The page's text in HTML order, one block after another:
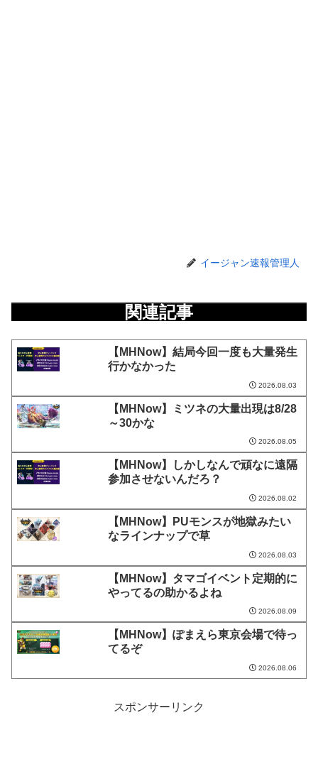
イージャン速報管理人
関連記事
【MHNow】結局今回一度も大量発生
行かなかった
2026.08.03
【MHNow】ミツネの大量出現は8/28
～30かな
2026.08.05
【MHNow】しかしなんで頑なに遠隔
参加させないんだろ？
2026.08.02
【MHNow】PUモンスが地獄みたい
なラインナップで草
2026.08.03
【MHNow】タマゴイベント定期的に
やってるの助かるよね
2026.08.09
【MHNow】ぽまえら東京会場で待っ
てるぞ
2026.08.06
スポンサーリンク